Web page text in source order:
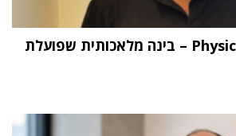
"העתיד הוא Physical AI – בינה מלאכותית שפועלת